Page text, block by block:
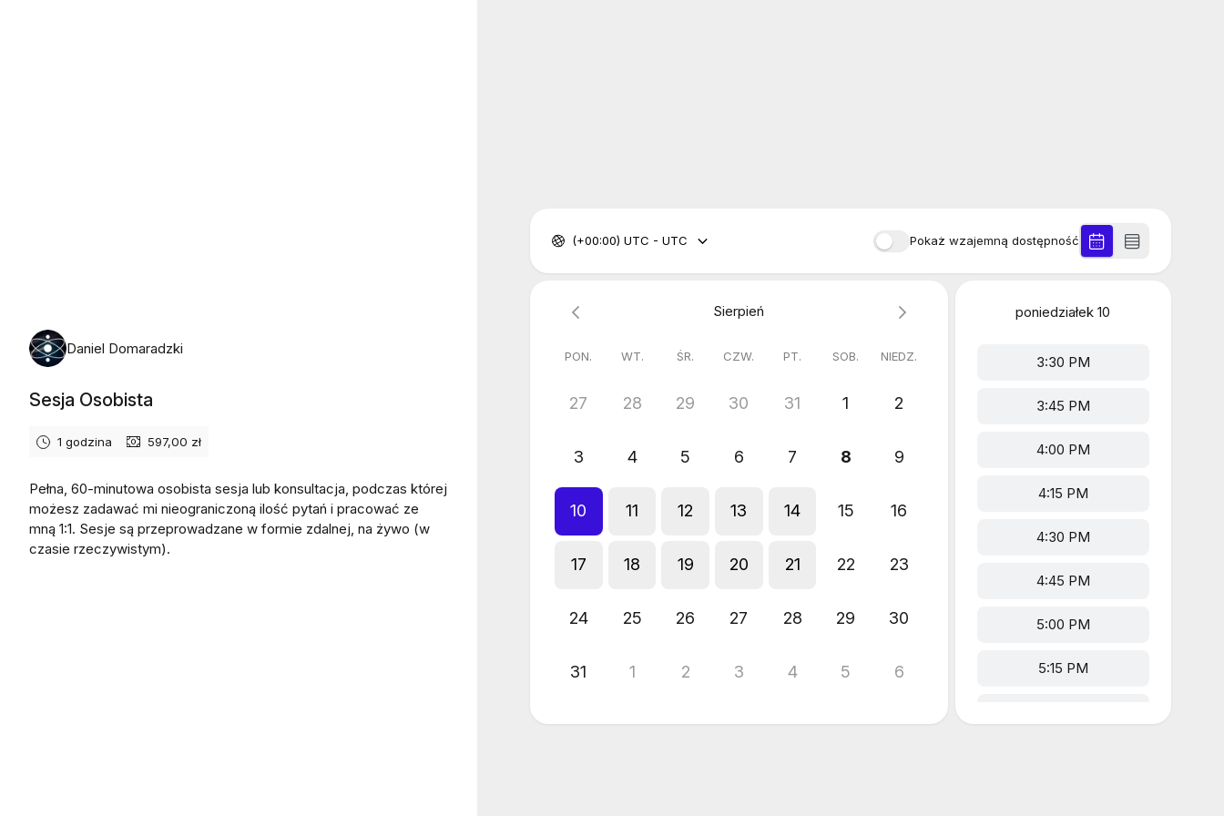
Daniel Domaradzki
Sesja Osobista
1 godzina 597,00 zł
Pełna, 60-minutowa osobista sesja lub konsultacja, podczas której
możesz zadawać mi nieograniczoną ilość pytań i pracować ze
mną 1:1. Sesje są przeprowadzane w formie zdalnej, na żywo (w
czasie rzeczywistym).
Pokaż wzajemną dostępność
(+00:00) UTC - UTC
Sierpień
PON. WT. ŚR. CZW. PT. SOB. NIEDZ.
27 28 29 30 31 1 2
3 4 5 6 7 8 9
10 11 12 13 14 15 16
17 18 19 20 21 22 23
24 25 26 27 28 29 30
31 1 2 3 4 5 6
poniedziałek 10
3:30 PM
3:45 PM
4:00 PM
4:15 PM
4:30 PM
4:45 PM
5:00 PM
5:15 PM